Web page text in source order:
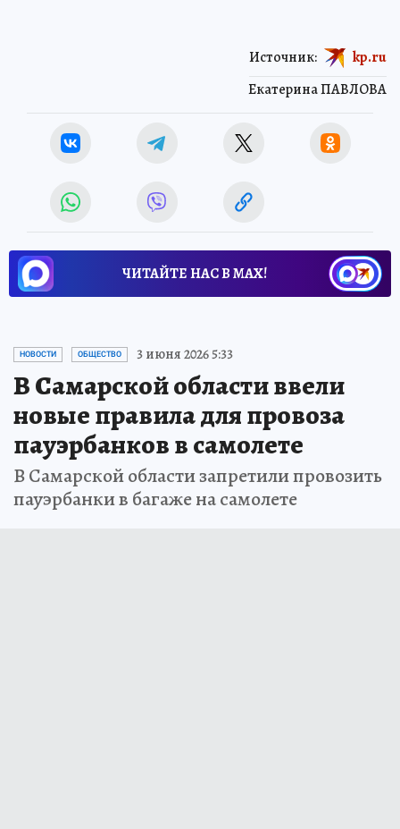
Екатерина ПАВЛОВА
Источник: kp.ru
ЧИТАЙТЕ НАС В МАХ!
НОВОСТИ ОБЩЕСТВО 3 июня 2026 5:33
В Самарской области ввели
новые правила для провоза
пауэрбанков в самолете
В Самарской области запретили провозить
пауэрбанки в багаже на самолете